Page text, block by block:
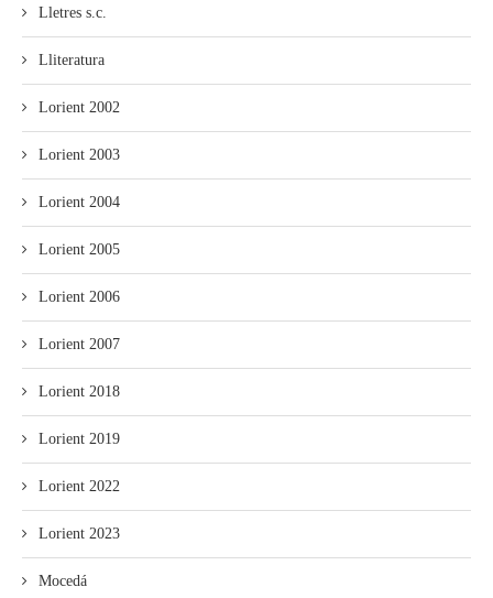
Lletres s.c.
Lliteratura
Lorient 2002
Lorient 2003
Lorient 2004
Lorient 2005
Lorient 2006
Lorient 2007
Lorient 2018
Lorient 2019
Lorient 2022
Lorient 2023
Mocedá